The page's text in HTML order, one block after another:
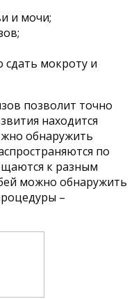
и мочи;
мокроту и
позволит точно
находится
обнаружить
по
к разным
можно обнаружить
–